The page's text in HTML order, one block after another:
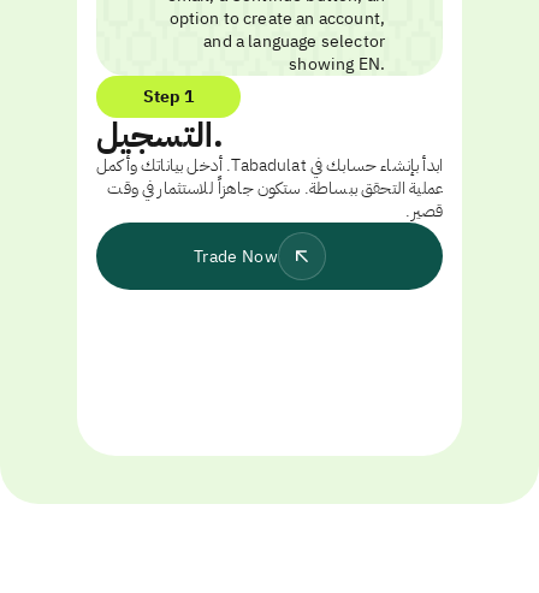
Step 1
التسجيل.
ابدأ بإنشاء حسابك في Tabadulat. أدخل بياناتك وأكمل
عملية التحقق ببساطة. ستكون جاهزاً للاستثمار في وقت
قصير.
Trade Now